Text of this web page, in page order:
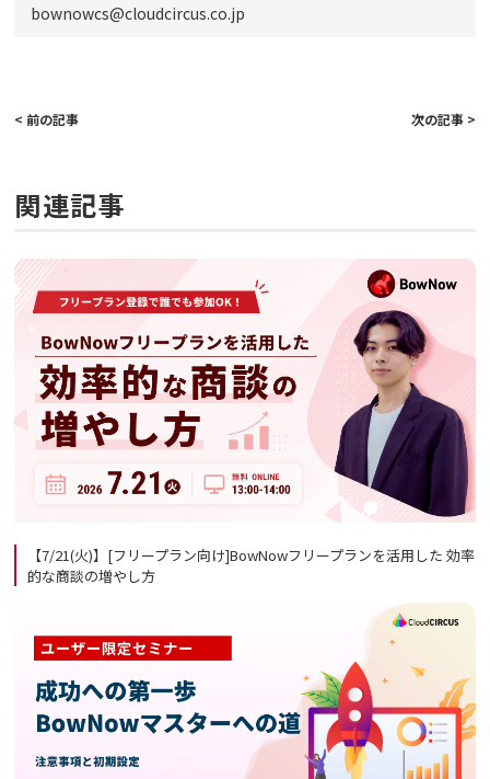
bownowcs@cloudcircus.co.jp
< 前の記事 次の記事 >
関連記事
【7/21(火)】[フリープラン向け]BowNowフリープランを活用した 効率
的な商談の増やし方